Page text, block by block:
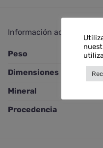
Información adicional
Peso
Dimensiones
Mineral
Procedencia